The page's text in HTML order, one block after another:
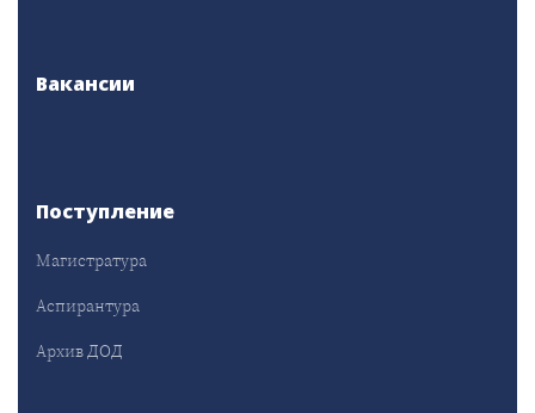
Вакансии
Поступление
Магистратура
Аспирантура
Архив ДОД